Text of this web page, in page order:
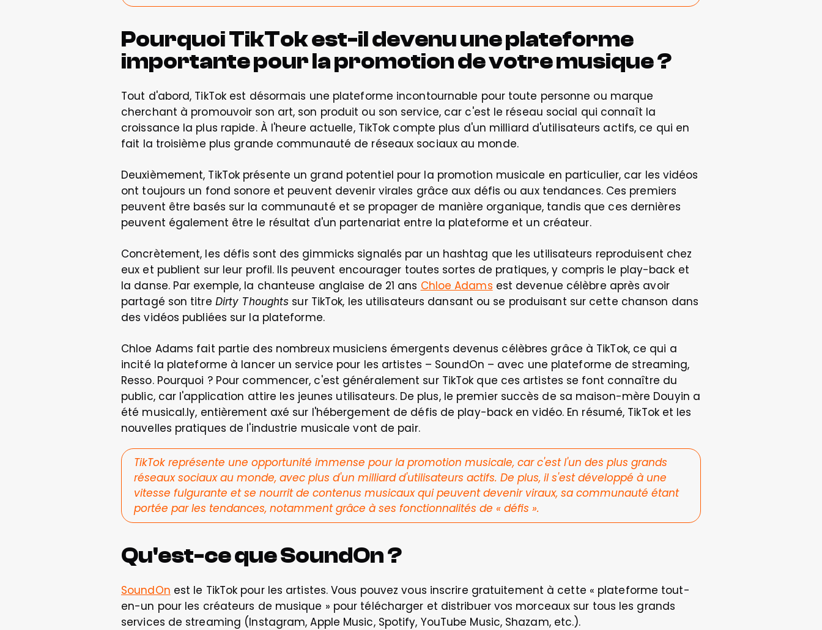
Pourquoi TikTok est-il devenu une plateforme
importante pour la promotion de votre musique ?
Tout d'abord, TikTok est désormais une plateforme incontournable pour toute personne ou marque
cherchant à promouvoir son art, son produit ou son service, car c'est le réseau social qui connaît la
croissance la plus rapide. À l'heure actuelle, TikTok compte plus d'un milliard d'utilisateurs actifs, ce qui en
fait la troisième plus grande communauté de réseaux sociaux au monde.
Deuxièmement, TikTok présente un grand potentiel pour la promotion musicale en particulier, car les vidéos
ont toujours un fond sonore et peuvent devenir virales grâce aux défis ou aux tendances. Ces premiers
peuvent être basés sur la communauté et se propager de manière organique, tandis que ces dernières
peuvent également être le résultat d'un partenariat entre la plateforme et un créateur.
Concrètement, les défis sont des gimmicks signalés par un hashtag que les utilisateurs reproduisent chez
eux et publient sur leur profil. Ils peuvent encourager toutes sortes de pratiques, y compris le play-back et
la danse. Par exemple, la chanteuse anglaise de 21 ans Chloe Adams est devenue célèbre après avoir
partagé son titre Dirty Thoughts sur TikTok, les utilisateurs dansant ou se produisant sur cette chanson dans
des vidéos publiées sur la plateforme.
Chloe Adams fait partie des nombreux musiciens émergents devenus célèbres grâce à TikTok, ce qui a
incité la plateforme à lancer un service pour les artistes – SoundOn – avec une plateforme de streaming,
Resso. Pourquoi ? Pour commencer, c'est généralement sur TikTok que ces artistes se font connaître du
public, car l'application attire les jeunes utilisateurs. De plus, le premier succès de sa maison-mère Douyin a
été musical.ly, entièrement axé sur l'hébergement de défis de play-back en vidéo. En résumé, TikTok et les
nouvelles pratiques de l'industrie musicale vont de pair.
TikTok représente une opportunité immense pour la promotion musicale, car c'est l'un des plus grands
réseaux sociaux au monde, avec plus d'un milliard d'utilisateurs actifs. De plus, il s'est développé à une
vitesse fulgurante et se nourrit de contenus musicaux qui peuvent devenir viraux, sa communauté étant
portée par les tendances, notamment grâce à ses fonctionnalités de « défis ».
Qu'est-ce que SoundOn ?
SoundOn est le TikTok pour les artistes. Vous pouvez vous inscrire gratuitement à cette « plateforme tout-
en-un pour les créateurs de musique » pour télécharger et distribuer vos morceaux sur tous les grands
services de streaming (Instagram, Apple Music, Spotify, YouTube Music, Shazam, etc.).